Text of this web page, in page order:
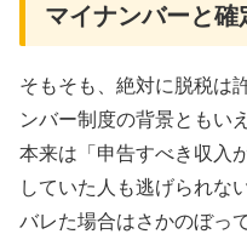
マイナンバーと
そもそも、絶対に脱税は
ンバー制度の背景ともい
本来は「申告すべき収入
していた人も逃げられな
バレた場合はさかのぼっ